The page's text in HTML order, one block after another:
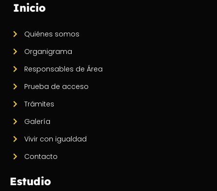
Inicio
Quiénes somos
Organigrama
Responsables de Área
Prueba de acceso
Trámites
Galería
Vivir con igualdad
Contacto
Estudio